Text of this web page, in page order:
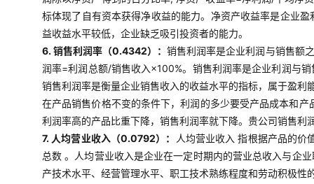
标体现了自有资本获得净收益的能力。净资产收益率是企业
益收益水平较低，企业缺乏吸引投资者的能力。
6. 销售利润率（0.4342）：销售利润率是企业利润与销售额
润率=利润总额/销售收入×100%。销售利润率是企业利润与
销售利润率是衡量企业销售收入的收益水平的指标，属于盈利
在产品销售价格不变的条件下，利润的多少要受产品成本和
利润率高的产品比重下降，销售利润率就下降。贵公司销售
7. 人均营业收入（0.0792）：
人均营业收入 指根据产品的价
总数 。人均营业收入是企业在一定时期内的营业总收入与企
产技术水平、经营管理水平、职工技术熟练程度和劳动积极